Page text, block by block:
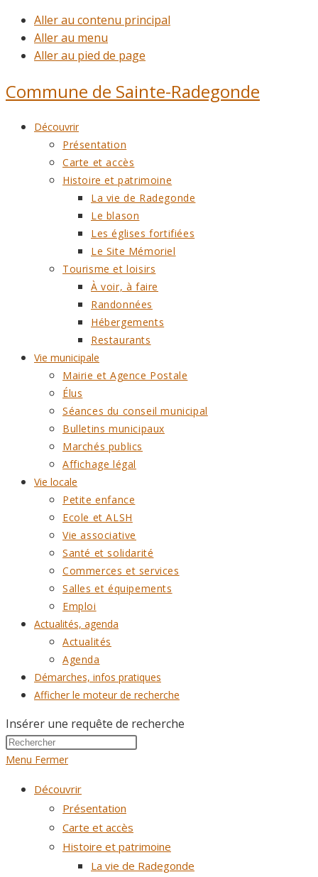
Aller au contenu principal
Aller au menu
Aller au pied de page
Commune de Sainte-Radegonde
Découvrir
Présentation
Carte et accès
Histoire et patrimoine
La vie de Radegonde
Le blason
Les églises fortifiées
Le Site Mémoriel
Tourisme et loisirs
À voir, à faire
Randonnées
Hébergements
Restaurants
Vie municipale
Mairie et Agence Postale
Élus
Séances du conseil municipal
Bulletins municipaux
Marchés publics
Affichage légal
Vie locale
Petite enfance
Ecole et ALSH
Vie associative
Santé et solidarité
Commerces et services
Salles et équipements
Emploi
Actualités, agenda
Actualités
Agenda
Démarches, infos pratiques
Afficher le moteur de recherche
Insérer une requête de recherche
Menu Fermer
Découvrir
Présentation
Carte et accès
Histoire et patrimoine
La vie de Radegonde